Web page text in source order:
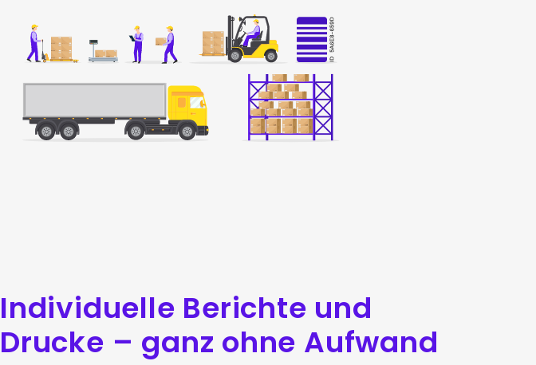
Individuelle Berichte und
Drucke – ganz ohne Aufwand